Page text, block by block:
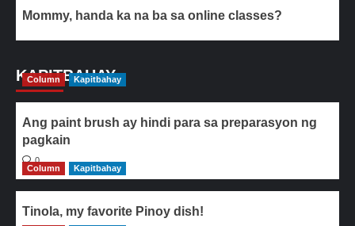
Mommy, handa ka na ba sa online classes?
KAPITBAHAY
Column Kapitbahay
Ang paint brush ay hindi para sa preparasyon ng
pagkain
0
Column
Kapitbahay
Tinola, my favorite Pinoy dish!